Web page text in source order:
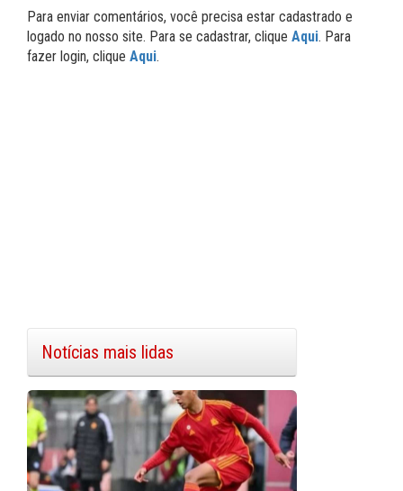
Para enviar comentários, você precisa estar cadastrado e
logado no nosso site. Para se cadastrar, clique Aqui. Para
fazer login, clique Aqui.
Notícias mais lidas